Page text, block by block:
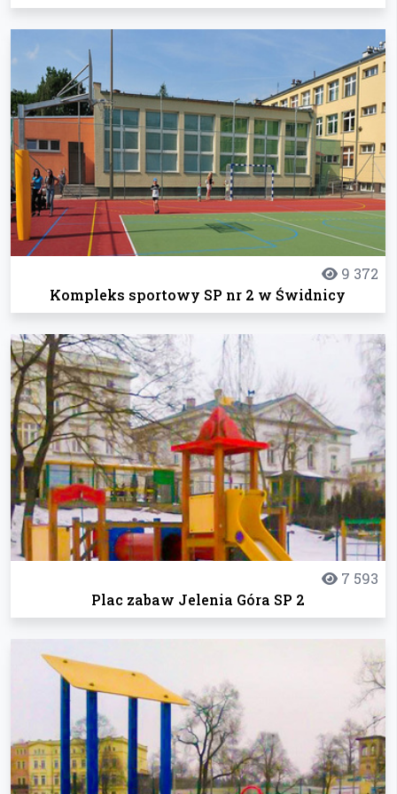
9 372
Kompleks sportowy SP nr 2 w Świdnicy
7 593
Plac zabaw Jelenia Góra SP 2